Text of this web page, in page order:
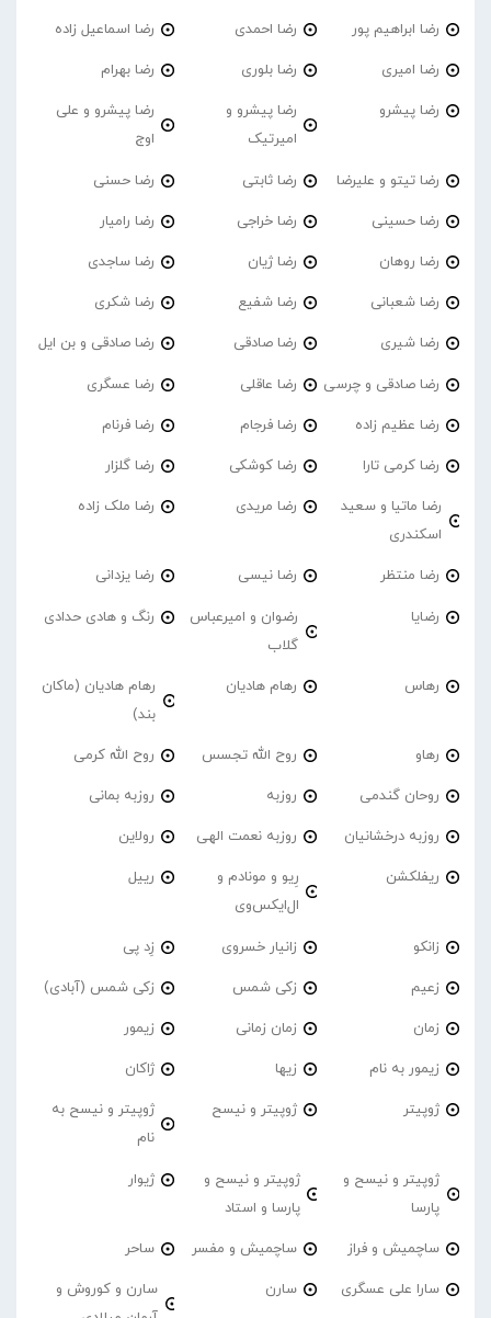
رضا ابراهیم پور رضا احمدی رضا اسماعیل زاده
رضا امیری رضا بلوری رضا بهرام
رضا پیشرو
رضا پیشرو و
امیرتیک
رضا پیشرو و علی
اوج
رضا تیتو و علیرضا رضا ثابتی رضا حسنی
رضا حسینی رضا خراجی رضا رامیار
رضا روهان رضا ژیان رضا ساجدی
رضا شعبانی رضا شفیع رضا شکری
رضا شیری رضا صادقی رضا صادقی و بن ایل
رضا صادقی و چرسی رضا عاقلی رضا عسگری
رضا عظیم زاده رضا فرجام رضا فرنام
رضا کرمی تارا رضا کوشکی رضا گلزار
رضا ماتیا و سعید
اسکندری
رضا مریدی رضا ملک زاده
رضا منتظر رضا نیسی رضا یزدانی
رضایا
رضوان و امیرعباس
گلاب
رنگ و هادی حدادی
رهاس رهام هادیان
رهام هادیان (ماکان
بند)
رهاو روح الله تجسس روح الله کرمی
روحان گندمی روزبه روزبه بمانی
روزبه درخشانیان روزبه نعمت الهی رولاین
ریفلکشن
رِیو و مونادم و
ال‌ایکس‌وی
رییل
زانکو زانیار خسروی زِد پی
زعیم زکی شمس زکی شمس (آبادی)
زمان زمان زمانی زیمور
زیمور به نام زیها ژاکان
ژوپیتر ژوپیتر و نیسح
ژوپیتر و نیسح به
نام
ژوپیتر و نیسح و
پارسا
ژوپیتر و نیسح و
پارسا و استاد
ژیوار
ساچمیش و فراز ساچمیش و مفسر ساحر
سارا علی عسگری سارن
سارن و کوروش و